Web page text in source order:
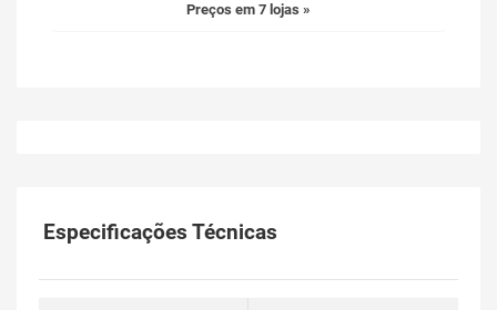
Preços em 7 lojas »
Especificações Técnicas